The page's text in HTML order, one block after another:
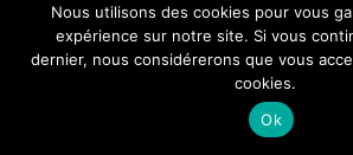
Une SCPI se pilote comme un
terme : on surveille la qualité du
la répartition et on prépare la
revente, la transmission et
Nous utilisons des cookies pour vous
expérience sur notre site. Si vous
dernier, nous considérerons que vous
cookies.
Ok